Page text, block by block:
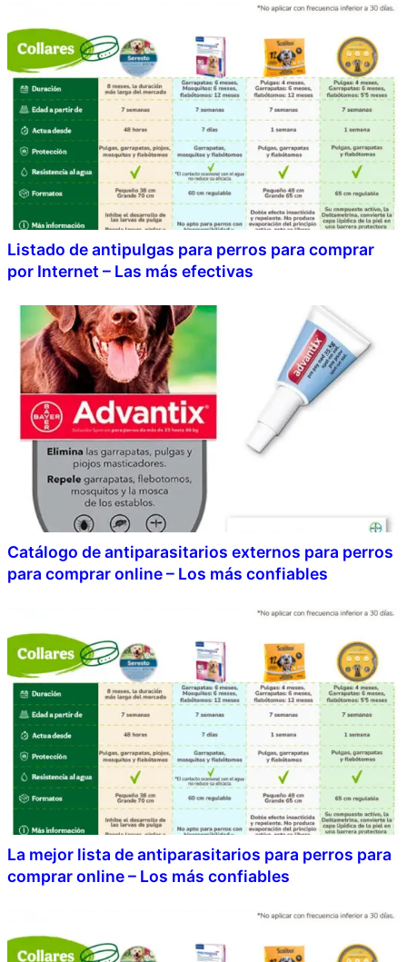
Listado de antipulgas para perros para comprar
por Internet – Las más efectivas
Catálogo de antiparasitarios externos para perros
para comprar online – Los más confiables
La mejor lista de antiparasitarios para perros para
comprar online – Los más confiables